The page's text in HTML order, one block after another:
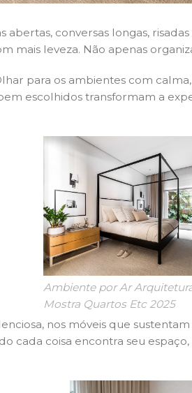
abertas, conversas longas,
mais leveza. Não apenas
para os ambientes com
escolhidos transformam a
Ambiente por Ar
Mostra Quartos Etc 2025
nos móveis que
cada coisa encontra seu